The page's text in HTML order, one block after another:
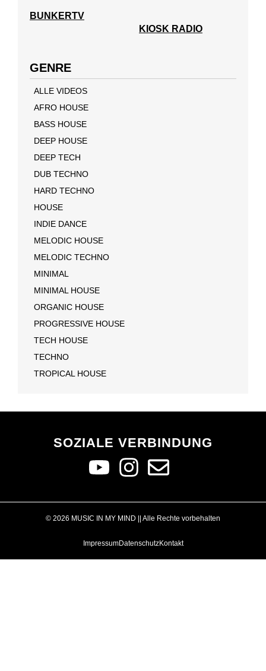
BUNKERTV
KIOSK RADIO
GENRE
ALLE VIDEOS
AFRO HOUSE
BASS HOUSE
DEEP HOUSE
DEEP TECH
DUB TECHNO
HARD TECHNO
HOUSE
INDIE DANCE
MELODIC HOUSE
MELODIC TECHNO
MINIMAL
MINIMAL HOUSE
ORGANIC HOUSE
PROGRESSIVE HOUSE
TECH HOUSE
TECHNO
TROPICAL HOUSE
SOZIALE VERBINDUNG
© 2026 MUSIC IN MY MIND || Alle Rechte vorbehalten
ImpressumDatenschutzKontakt